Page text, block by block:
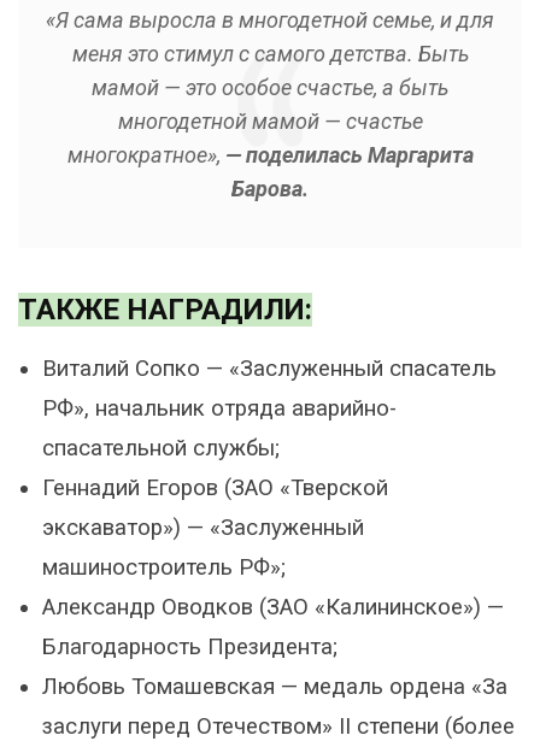
«Я сама выросла в многодетной семье, и для
меня это стимул с самого детства. Быть
мамой — это особое счастье, а быть
многодетной мамой — счастье
многократное», — поделилась Маргарита
Барова.
ТАКЖЕ НАГРАДИЛИ:
Виталий Сопко — «Заслуженный спасатель
РФ», начальник отряда аварийно-
спасательной службы;
Геннадий Егоров (ЗАО «Тверской
экскаватор») — «Заслуженный
машиностроитель РФ»;
Александр Оводков (ЗАО «Калининское») —
Благодарность Президента;
Любовь Томашевская — медаль ордена «За
заслуги перед Отечеством» II степени (более